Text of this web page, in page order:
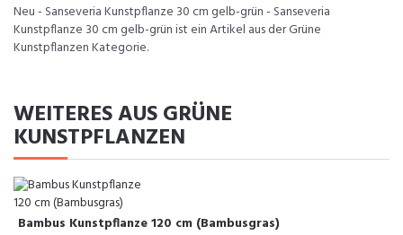
Neu - Sanseveria Kunstpflanze 30 cm gelb-grün - Sanseveria
Kunstpflanze 30 cm gelb-grün ist ein Artikel aus der Grüne
Kunstpflanzen Kategorie.
WEITERES AUS GRÜNE
KUNSTPFLANZEN
Bambus Kunstpflanze 120 cm (Bambusgras)